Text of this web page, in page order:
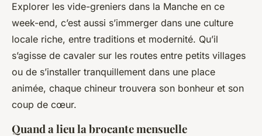
Explorer les vide-greniers dans la Manche en ce
week-end, c’est aussi s’immerger dans une culture
locale riche, entre traditions et modernité. Qu’il
s’agisse de cavaler sur les routes entre petits villages
ou de s’installer tranquillement dans une place
animée, chaque chineur trouvera son bonheur et son
coup de cœur.
Quand a lieu la brocante mensuelle